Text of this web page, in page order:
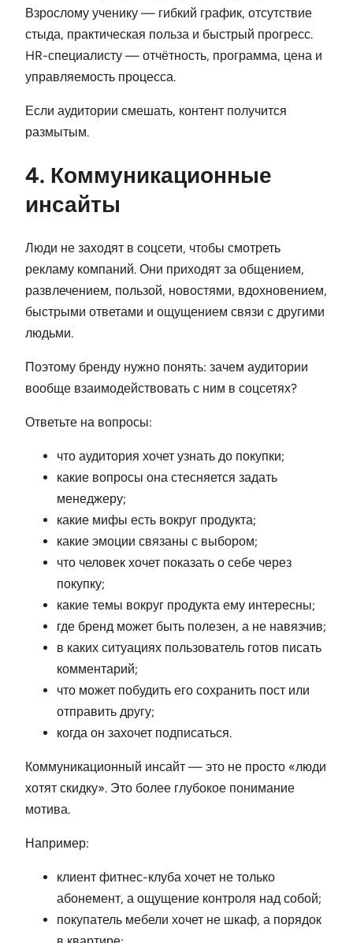
Взрослому ученику — гибкий график, отсутствие
стыда, практическая польза и быстрый прогресс.
HR-специалисту — отчётность, программа, цена и
управляемость процесса.
Если аудитории смешать, контент получится
размытым.
4. Коммуникационные
инсайты
Люди не заходят в соцсети, чтобы смотреть
рекламу компаний. Они приходят за общением,
развлечением, пользой, новостями, вдохновением,
быстрыми ответами и ощущением связи с другими
людьми.
Поэтому бренду нужно понять: зачем аудитории
вообще взаимодействовать с ним в соцсетях?
Ответьте на вопросы:
что аудитория хочет узнать до покупки;
какие вопросы она стесняется задать
менеджеру;
какие мифы есть вокруг продукта;
какие эмоции связаны с выбором;
что человек хочет показать о себе через
покупку;
какие темы вокруг продукта ему интересны;
где бренд может быть полезен, а не навязчив;
в каких ситуациях пользователь готов писать
комментарий;
что может побудить его сохранить пост или
отправить другу;
когда он захочет подписаться.
Коммуникационный инсайт — это не просто «люди
хотят скидку». Это более глубокое понимание
мотива.
Например:
клиент фитнес-клуба хочет не только
абонемент, а ощущение контроля над собой;
покупатель мебели хочет не шкаф, а порядок